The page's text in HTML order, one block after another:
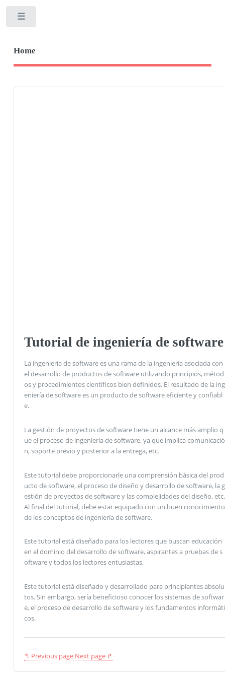
Home
Tutorial de ingeniería de software
La ingeniería de software es una rama de la ingeniería asociada con
el desarrollo de productos de software utilizando principios, métod
os y procedimientos científicos bien definidos. El resultado de la ing
eniería de software es un producto de software eficiente y confiabl
e.
La gestión de proyectos de software tiene un alcance más amplio q
ue el proceso de ingeniería de software, ya que implica comunicació
n, soporte previo y posterior a la entrega, etc.
Este tutorial debe proporcionarle una comprensión básica del prod
ucto de software, el proceso de diseño y desarrollo de software, la g
estión de proyectos de software y las complejidades del diseño, etc.
Al final del tutorial, debe estar equipado con un buen conocimiento
de los conceptos de ingeniería de software.
Este tutorial está diseñado para los lectores que buscan educación
en el dominio del desarrollo de software, aspirantes a pruebas de s
oftware y todos los lectores entusiastas.
Este tutorial está diseñado y desarrollado para principiantes absolu
tos. Sin embargo, sería beneficioso conocer los sistemas de softwar
e, el proceso de desarrollo de software y los fundamentos informáti
cos.
↰ Previous page Next page ↱